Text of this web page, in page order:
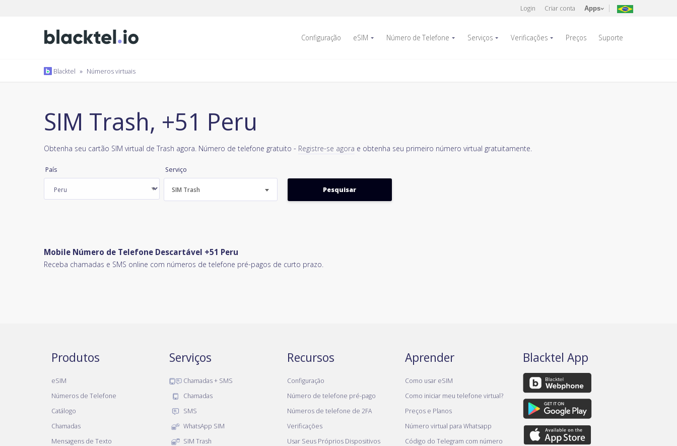
Login Criar conta Apps
Configuração eSIM Número de Telefone Serviços Verificações Preços Suporte
Blacktel » Números virtuais
SIM Trash, +51 Peru
Obtenha seu cartão SIM virtual de Trash agora. Número de telefone gratuito - Registre-se agora e obtenha seu primeiro número virtual gratuitamente.
País Serviço
SIM Trash
Mobile Número de Telefone Descartável +51 Peru
Receba chamadas e SMS online com números de telefone pré-pagos de curto prazo.
Produtos
eSIM
Números de Telefone
Catálogo
Chamadas
Mensagens de Texto
Serviços
Chamadas + SMS
Chamadas
SMS
WhatsApp SIM
SIM Trash
Recursos
Configuração
Número de telefone pré-pago
Números de telefone de 2FA
Verificações
Usar Seus Próprios Dispositivos
Aprender
Como usar eSIM
Como iniciar meu telefone virtual?
Preços e Planos
Número virtual para Whatsapp
Código do Telegram com número
Blacktel App